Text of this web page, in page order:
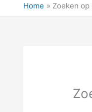
Home Zoeken op